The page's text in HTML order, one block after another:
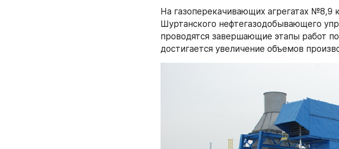
На газоперекачивающих агрегатах
Шуртанского нефтегазодобывающего
проводятся завершающие этапы работ
достигается увеличение объемов